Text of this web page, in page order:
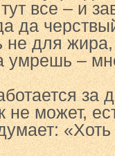
все – и
да
для жира,
умрешь –
за
не может,